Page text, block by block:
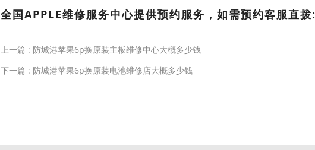
全国APPLE维修服务中心提供预约服务，如需预约客服直拨:
上一篇 : 防城港苹果6p换原装主板维修中心大概多少钱
下一篇 : 防城港苹果6p换原装电池维修店大概多少钱